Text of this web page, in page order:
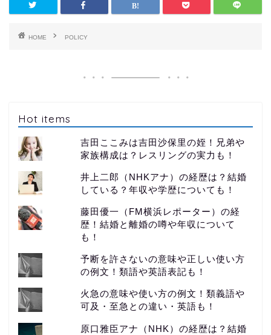
HOME POLICY
Hot items
吉田ここみは吉田沙保里の姪！兄弟や
家族構成は？レスリングの実力も！
井上二郎（NHKアナ）の経歴は？結婚
している？年収や学歴についても！
藤田優一（FM横浜レポーター）の経
歴！結婚と離婚の噂や年収について
も！
予断を許さないの意味や正しい使い方
の例文！類語や英語表記も！
火急の意味や使い方の例文！類義語や
可及・至急との違い・英語も！
原口雅臣アナ（NHK）の経歴は？結婚